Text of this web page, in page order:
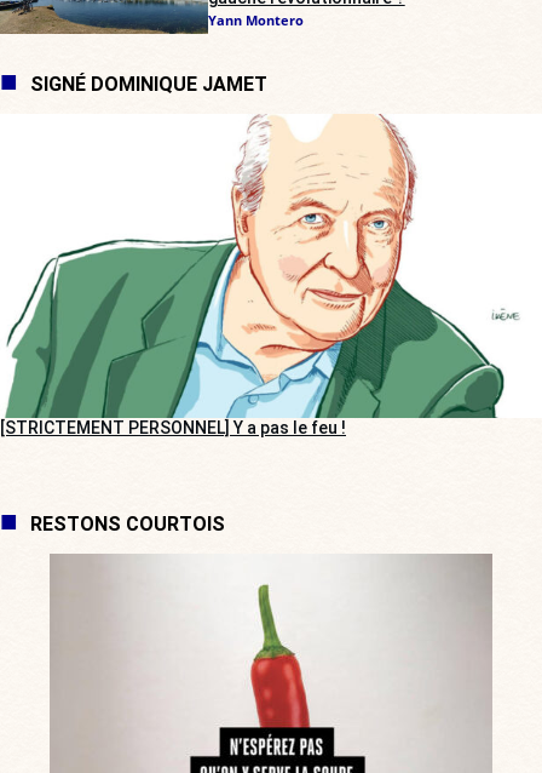
Yann Montero
SIGNÉ DOMINIQUE JAMET
[STRICTEMENT PERSONNEL] Y a pas le feu !
RESTONS COURTOIS